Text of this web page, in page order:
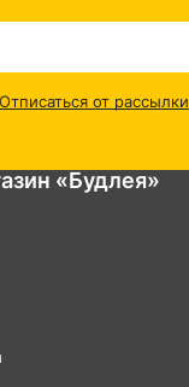
«Будлея»
Отписаться от рассылки